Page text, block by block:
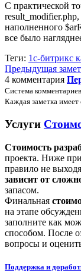
С практической
наполненного
все было
Теги: 1с-битрикс
Предыдущая
4 комментария
Система
Каждая заметка
Услуги
Стоимость
проекта. Ниже
правило не
зависит от
запасом.
Финальная
на этапе
заполните как
способом. После
вопросы и
Поддержка и